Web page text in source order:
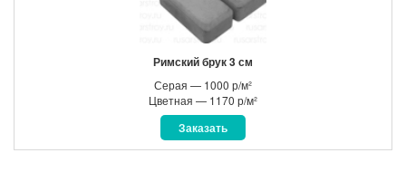
Римский брук 3 см
Серая — 1000 р/м²
Цветная — 1170 р/м²
Заказать